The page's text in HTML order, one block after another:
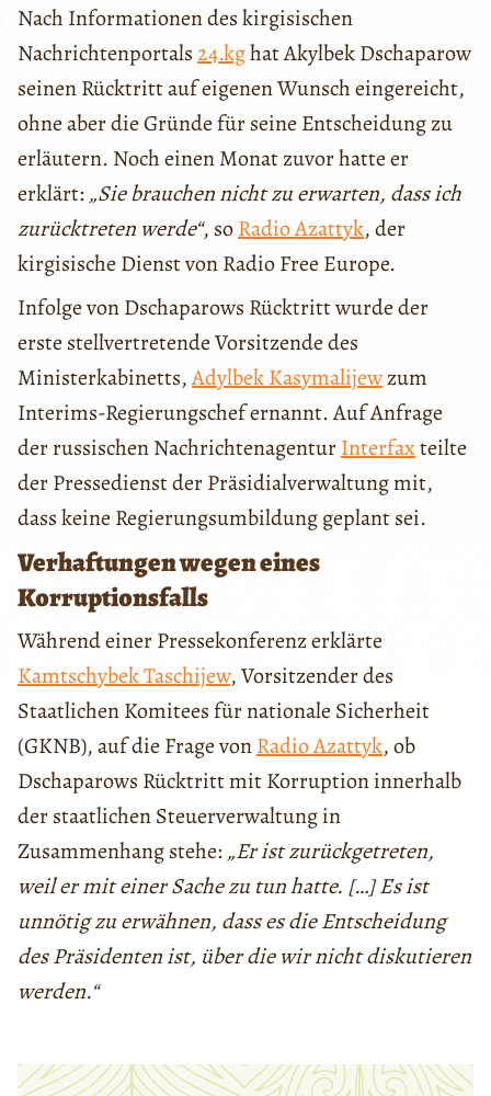
Nach Informationen des kirgisischen
Nachrichtenportals24.kghat Akylbek Dschaparow
seinen Rücktritt auf eigenen Wunsch eingereicht,
ohne aber die Gründe für seine Entscheidung zu
erläutern. Noch einen Monat zuvor hatte er
erklärt: „Sie brauchen nicht zu erwarten, dass ich
zurücktreten werde“, soRadio Azattyk, der
kirgisische Dienst von Radio Free Europe.
Infolge von Dschaparows Rücktritt wurde der
erste stellvertretende Vorsitzende des
Ministerkabinetts,Adylbek Kasymalijewzum
Interims-Regierungschef ernannt. Auf Anfrage
der russischen NachrichtenagenturInterfaxteilte
der Pressedienst der Präsidialverwaltung mit,
dass keine Regierungsumbildung geplant sei.
Verhaftungen wegen eines
Korruptionsfalls
Während einer Pressekonferenz erklärte
Kamtschybek Taschijew, Vorsitzender des
Staatlichen Komitees für nationale Sicherheit
(GKNB), auf die Frage vonRadio Azattyk, ob
Dschaparows Rücktritt mit Korruption innerhalb
der staatlichen Steuerverwaltung in
Zusammenhang stehe: „Er ist zurückgetreten,
weil er mit einer Sache zu tun hatte. […] Es ist
unnötig zu erwähnen, dass es die Entscheidung
des Präsidenten ist, über die wir nicht diskutieren
werden.“